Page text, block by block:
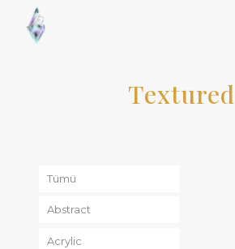
Textured
Tümü
Abstract
Acrylic